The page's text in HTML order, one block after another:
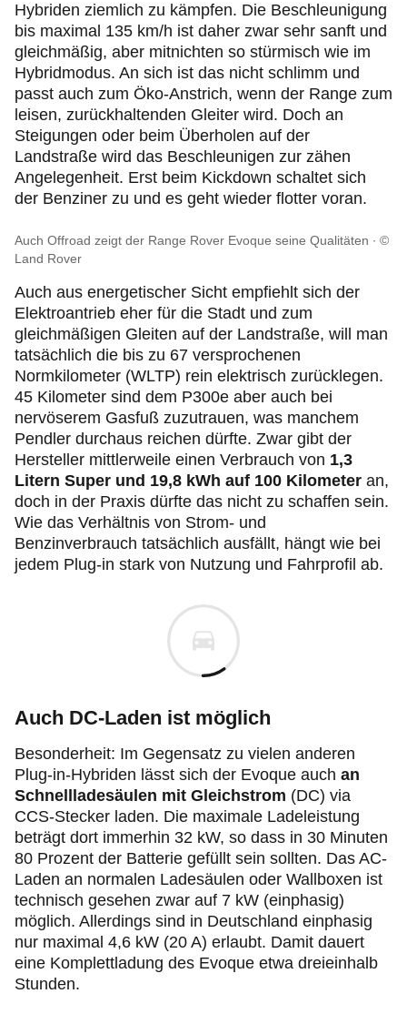
Hybriden ziemlich zu kämpfen. Die Beschleunigung
bis maximal 135 km/h ist daher zwar sehr sanft und
gleichmäßig, aber mitnichten so stürmisch wie im
Hybridmodus. An sich ist das nicht schlimm und
passt auch zum Öko-Anstrich, wenn der Range zum
leisen, zurückhaltenden Gleiter wird. Doch an
Steigungen oder beim Überholen auf der
Landstraße wird das Beschleunigen zur zähen
Angelegenheit. Erst beim Kickdown schaltet sich
der Benziner zu und es geht wieder flotter voran.
Auch Offroad zeigt der Range Rover Evoque seine Qualitäten
©
Land Rover
Auch aus energetischer Sicht empfiehlt sich der
Elektroantrieb eher für die Stadt und zum
gleichmäßigen Gleiten auf der Landstraße, will man
tatsächlich die bis zu 67 versprochenen
Normkilometer (WLTP) rein elektrisch zurücklegen.
45 Kilometer sind dem P300e aber auch bei
nervöserem Gasfuß zuzutrauen, was manchem
Pendler durchaus reichen dürfte. Zwar gibt der
Hersteller mittlerweile einen Verbrauch von 1,3
Litern Super und 19,8 kWh auf 100 Kilometer an,
doch in der Praxis dürfte das nicht zu schaffen sein.
Wie das Verhältnis von Strom- und
Benzinverbrauch tatsächlich ausfällt, hängt wie bei
jedem Plug‑in stark von Nutzung und Fahrprofil ab.
Auch DC-Laden ist möglich
Besonderheit: Im Gegensatz zu vielen anderen
Plug‑in-Hybriden lässt sich der Evoque auch an
Schnellladesäulen mit Gleichstrom (DC) via
CCS-Stecker laden. Die maximale Ladeleistung
beträgt dort immerhin 32 kW, so dass in 30 Minuten
80 Prozent der Batterie gefüllt sein sollten. Das AC-
Laden an normalen Ladesäulen oder Wallboxen ist
technisch gesehen zwar auf 7 kW (einphasig)
möglich. Allerdings sind in Deutschland einphasig
nur maximal 4,6 kW (20 A) erlaubt. Damit dauert
eine Komplettladung des Evoque etwa dreieinhalb
Stunden.